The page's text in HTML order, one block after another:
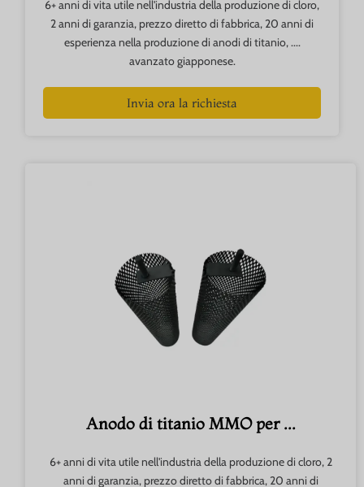
6+ anni di vita utile nell'industria della produzione di cloro,
2 anni di garanzia, prezzo diretto di fabbrica, 20 anni di
esperienza nella produzione di anodi di titanio, ....
avanzato giapponese.
Invia ora la richiesta
Anodo di titanio MMO per ...
6+ anni di vita utile nell'industria della produzione di cloro, 2
anni di garanzia, prezzo diretto di fabbrica, 20 anni di